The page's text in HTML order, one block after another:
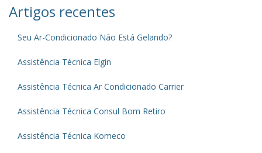
Artigos recentes
Seu Ar-Condicionado Não Está Gelando?
Assistência Técnica Elgin
Assistência Técnica Ar Condicionado Carrier
Assistência Técnica Consul Bom Retiro
Assistência Técnica Komeco